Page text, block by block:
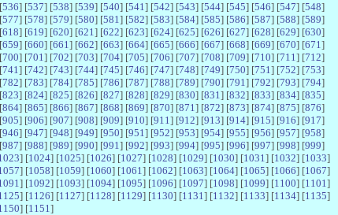
536] [537] [538] [539] [540] [541 ] [542] [543] [544] [545] [546] [547] [548]
577] [578] [579] [580] [581 ] [582] [583] [584] [585] [586] [587] [588] [589]
618] [619] [620] [621 ] [622] [623] [624] [625] [626] [627] [628] [629] [630]
659] [660] [661 ] [662] [663] [664] [665] [666] [667] [668] [669] [670] [671 ]
700] [701 ] [702] [703] [704] [705] [706] [707] [708] [709] [710] [711 ] [712]
741 ] [742] [743] [744] [745] [746] [747] [748] [749] [750] [751 ] [752] [753]
782] [783] [784] [785] [786] [787] [788] [789] [790] [791 ] [792] [793] [794]
823] [824] [825] [826] [827] [828] [829] [830] [831 ] [832] [833] [834] [835]
864] [865] [866] [867] [868] [869] [870] [871 ] [872] [873] [874] [875] [876]
905] [906] [907] [908] [909] [910] [911 ] [912] [913] [914] [915] [916] [917]
946] [947] [948] [949] [950] [951 ] [952] [953] [954] [955] [956] [957] [958]
987] [988] [989] [990] [991 ] [992] [993] [994] [995] [996] [997] [998] [999]
] [1024] [1025] [1026] [1027] [1028] [1029] [1030] [1031 ] [1032] [1033]
] [1058] [1059] [1060] [1061 ] [1062] [1063] [1064] [1065] [1066] [1067]
] [1092] [1093] [1094] [1095] [1096] [1097] [1098] [1099] [1100] [1101 ]
] [1126] [1127] [1128] [1129] [1130] [1131 ] [1132] [1133] [1134] [1135]
] [1151 ]